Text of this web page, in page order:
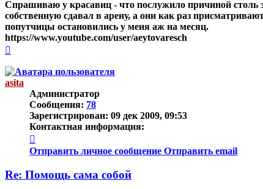
Спрашиваю у красавиц - что послужило причиной столь
собственную сдавал в арену, а они как раз
попутчицы остановились у меня аж на месяц.
https://www.youtube.com/user/aeytovaresch
началу
asita
Администратор
Сообщения: 78
Зарегистрирован: 09 дек 2009, 09:53
Контактная информация:
информация
пользователя
Отправить личное сообщение Отправить email
Re: Помощь сама собой